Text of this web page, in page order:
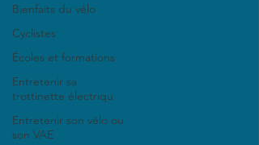
Bienfaits du vélo
Cyclistes
Écoles et formations
Entretenir sa
trottinette électriqu
Entretenir son vélo ou
son VAE